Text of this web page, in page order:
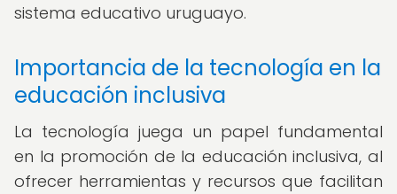
sistema educativo uruguayo.
Importancia de la tecnología en la
educación inclusiva
La tecnología juega un papel fundamental
en la promoción de la educación inclusiva, al
ofrecer herramientas y recursos que facilitan